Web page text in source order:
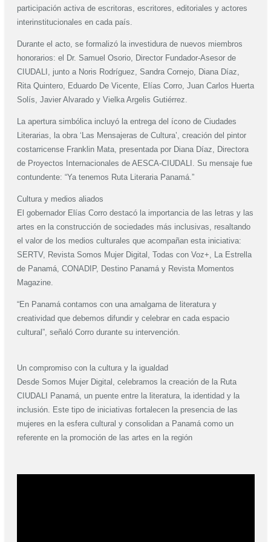
participación activa de escritoras, escritores, editoriales y actores
interinstitucionales en cada país.
Durante el acto, se formalizó la investidura de nuevos miembros
honorarios: el Dr. Samuel Osorio, Director Fundador-Asesor de
CIUDALI, junto a Noris Rodríguez, Sandra Cornejo, Diana Díaz,
Rita Quintero, Eduardo De Vicente, Elías Corro, Juan Carlos Huerta
Solís, Javier Alvarado y Vielka Argelis Gutiérrez.
La apertura simbólica incluyó la entrega del ícono de Ciudades
Literarias, la obra ‘Las Mensajeras de Cultura’, creación del pintor
costarricense Franklin Mata, presentada por Diana Díaz, Directora
de Proyectos Internacionales de AESCA-CIUDALI. Su mensaje fue
contundente: “Ya tenemos Ruta Literaria Panamá.”
Cultura y medios aliados
El gobernador Elías Corro destacó la importancia de las letras y las
artes en la construcción de sociedades más inclusivas, resaltando
el valor de los medios culturales que acompañan esta iniciativa:
SERTV, Revista Somos Mujer Digital, Todas con Voz+, La Estrella
de Panamá, CONADIP, Destino Panamá y Revista Momentos
Magazine.
“En Panamá contamos con una amalgama de literatura y
creatividad que debemos difundir y celebrar en cada espacio
cultural”, señaló Corro durante su intervención.
Un compromiso con la cultura y la igualdad
Desde Somos Mujer Digital, celebramos la creación de la Ruta
CIUDALI Panamá, un puente entre la literatura, la identidad y la
inclusión. Este tipo de iniciativas fortalecen la presencia de las
mujeres en la esfera cultural y consolidan a Panamá como un
referente en la promoción de las artes en la región